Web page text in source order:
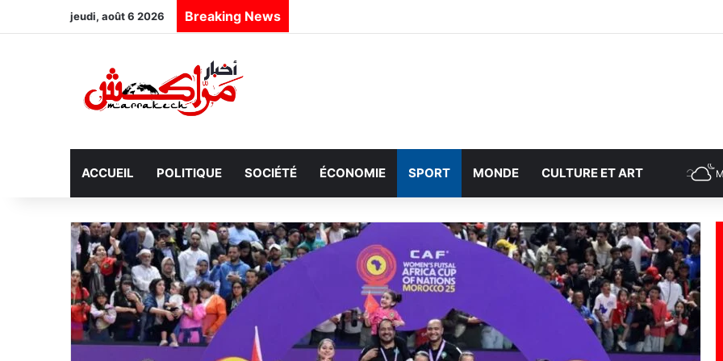
jeudi, août 6 2026 Breaking News
ACCUEIL POLITIQUE SOCIÉTÉ ÉCONOMIE SPORT MONDE CULTURE ET ART